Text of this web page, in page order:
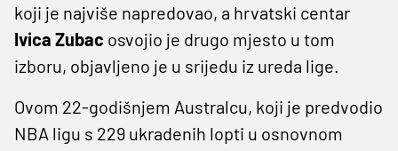
koji je najviše napredovao, a hrvatski centar
Ivica Zubac osvojio je drugo mjesto u tom
izboru, objavljeno je u srijedu iz ureda lige.
Ovom 22-godišnjem Australcu, koji je predvodio
NBA ligu s 229 ukradenih lopti u osnovnom